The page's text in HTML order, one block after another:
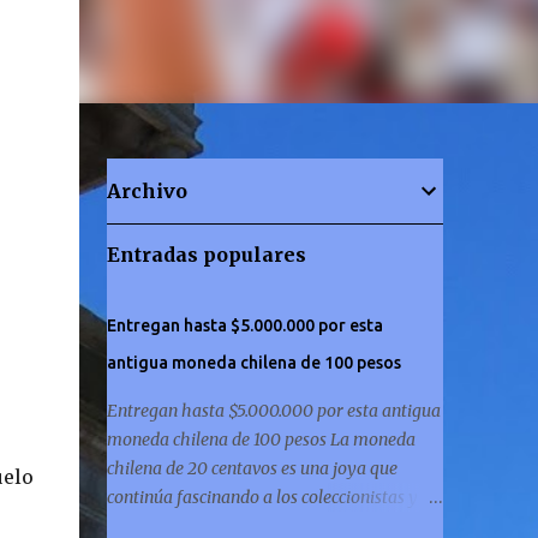
Archivo
Entradas populares
Entregan hasta $5.000.000 por esta
antigua moneda chilena de 100 pesos
Entregan hasta $5.000.000 por esta antigua
moneda chilena de 100 pesos La moneda
chilena de 20 centavos es una joya que
continúa fascinando a los coleccionistas y a